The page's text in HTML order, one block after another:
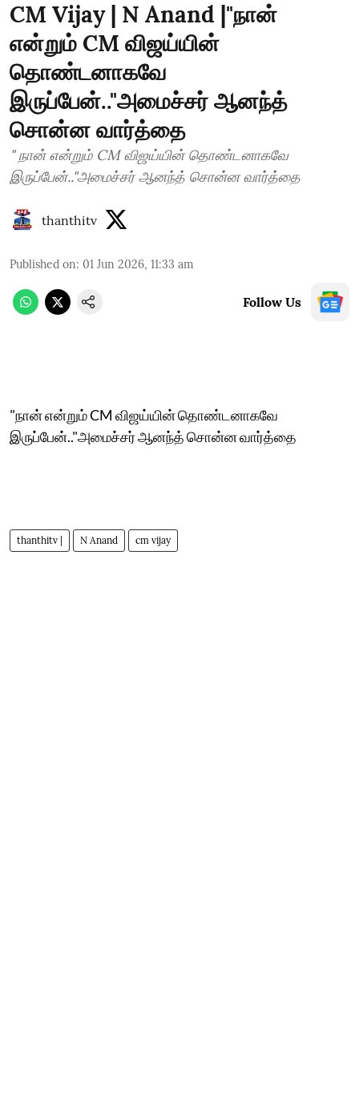
CM Vijay | N Anand |"நான்
என்றும் CM விஜய்யின்
தொண்டனாகவே
இருப்பேன்.."அமைச்சர் ஆனந்த்
சொன்ன வார்த்தை
" நான் என்றும் CM விஜய்யின் தொண்டனாகவே
இருப்பேன்.."அமைச்சர் ஆனந்த் சொன்ன வார்த்தை
thanthitv
Published on: 01 Jun 2026, 11:33 am
Follow Us
"நான் என்றும் CM விஜய்யின் தொண்டனாகவே
இருப்பேன்.."அமைச்சர் ஆனந்த் சொன்ன வார்த்தை
thanthitv | N Anand cm vijay